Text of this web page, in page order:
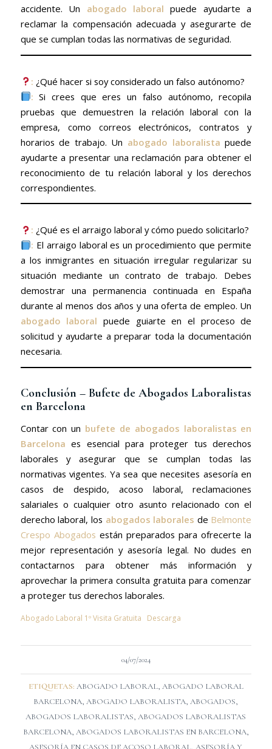
accidente. Un abogado laboral puede ayudarte a
reclamar la compensación adecuada y asegurarte de
que se cumplan todas las normativas de seguridad.
: ¿Qué hacer si soy considerado un falso autónomo?
: Si crees que eres un falso autónomo, recopila
pruebas que demuestren la relación laboral con la
empresa, como correos electrónicos, contratos y
horarios de trabajo. Un abogado laboralista puede
ayudarte a presentar una reclamación para obtener el
reconocimiento de tu relación laboral y los derechos
correspondientes.
: ¿Qué es el arraigo laboral y cómo puedo solicitarlo?
: El arraigo laboral es un procedimiento que permite
a los inmigrantes en situación irregular regularizar su
situación mediante un contrato de trabajo. Debes
demostrar una permanencia continuada en España
durante al menos dos años y una oferta de empleo. Un
abogado laboral puede guiarte en el proceso de
solicitud y ayudarte a preparar toda la documentación
necesaria.
Conclusión – Bufete de Abogados Laboralistas
en Barcelona
Contar con un bufete de abogados laboralistas en
Barcelona es esencial para proteger tus derechos
laborales y asegurar que se cumplan todas las
normativas vigentes. Ya sea que necesites asesoría en
casos de despido, acoso laboral, reclamaciones
salariales o cualquier otro asunto relacionado con el
derecho laboral, los abogados laborales de Belmonte
Crespo Abogados están preparados para ofrecerte la
mejor representación y asesoría legal. No dudes en
contactarnos para obtener más información y
aprovechar la primera consulta gratuita para comenzar
a proteger tus derechos laborales.
Abogado Laboral 1º Visita Gratuita Descarga
04/07/2024
ETIQUETAS: ABOGADO LABORAL, ABOGADO LABORAL
BARCELONA,ABOGADO LABORALISTA,ABOGADOS,
ABOGADOS LABORALISTAS,ABOGADOS LABORALISTAS
BARCELONA, ABOGADOS LABORALISTAS EN BARCELONA,